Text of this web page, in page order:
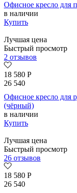
Офисное кресло для
в наличии
Купить
Лучшая цена
Быстрый просмотр
2 отзывов
18 580 Р
26 540
Офисное кресло для
(чёрный)
в наличии
Купить
Лучшая цена
Быстрый просмотр
26 отзывов
18 580 Р
26 540